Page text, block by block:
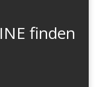
finden